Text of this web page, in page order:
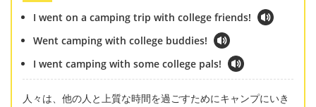
I went on a camping trip with college friends!
Went camping with college buddies!
I went camping with some college pals!
人々は、他の人と上質な時間を過ごすためにキャンプにいき